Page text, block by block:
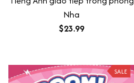
Nha
$23.99
SALE